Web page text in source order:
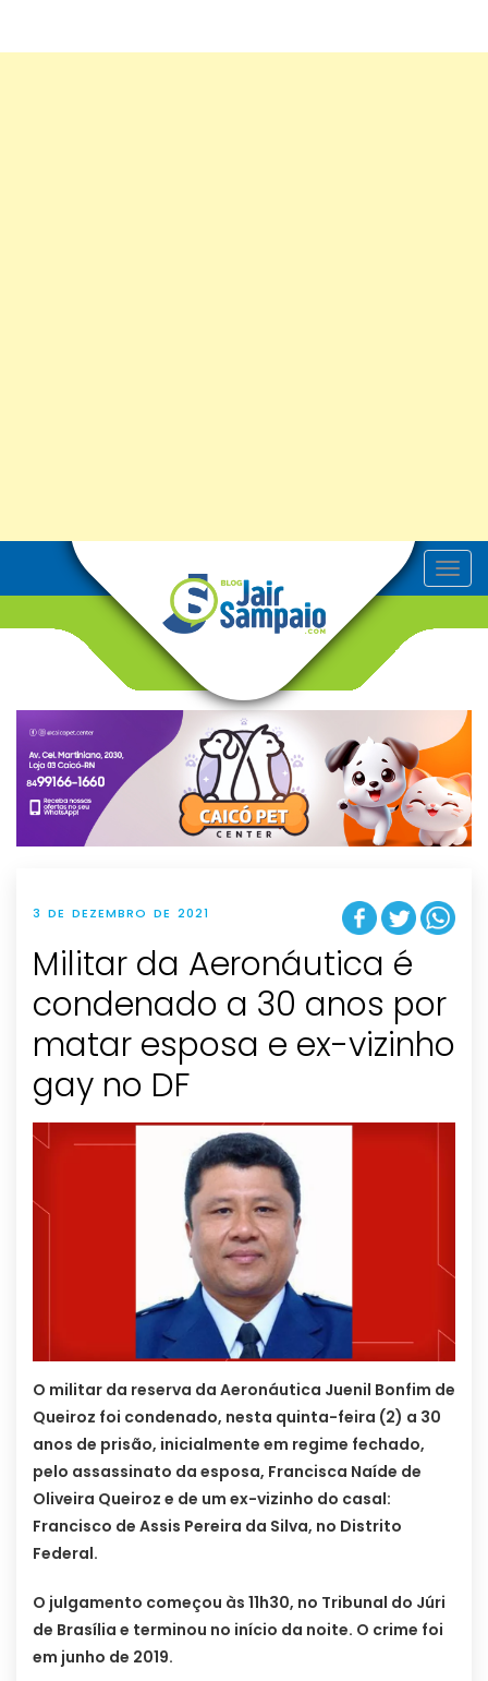
T
o
v
g
t
i
o
n
3 DE DEZEMBRO DE 2021
Militar da Aeronáutica é
condenado a 30 anos por
matar esposa e ex-vizinho
gay no DF
O militar da reserva da Aeronáutica Juenil Bonfim de
Queiroz foi condenado, nesta quinta-feira (2) a 30
anos de prisão, inicialmente em regime fechado,
pelo assassinato da esposa, Francisca Naíde de
Oliveira Queiroz e de um ex-vizinho do casal:
Francisco de Assis Pereira da Silva, no Distrito
Federal.
O julgamento começou às 11h30, no Tribunal do Júri
de Brasília e terminou no início da noite. O crime foi
em junho de 2019.